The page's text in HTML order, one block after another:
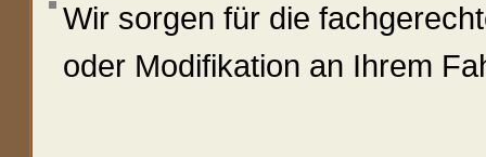
Wir sorgen für die
oder Modifikation an Ihrem